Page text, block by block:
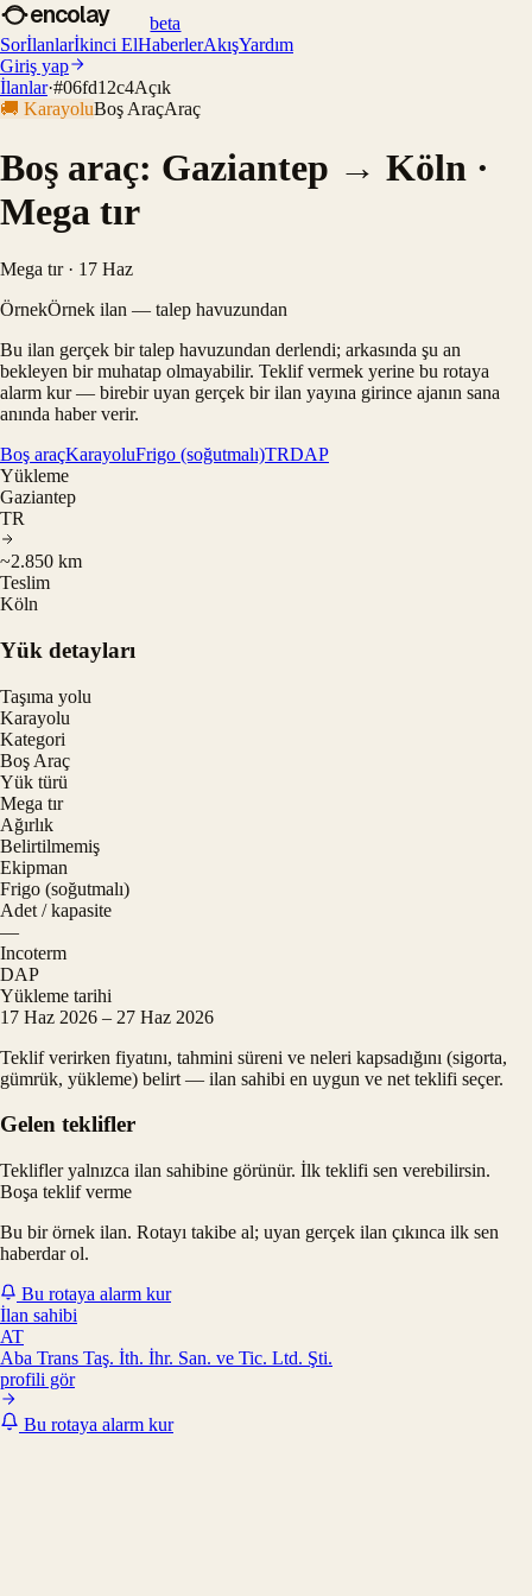
encolay
beta
Sorİlanlarİkinci ElHaberlerAkışYardım
Giriş yap
İlanlar·#06fd12c4Açık
🚚 KarayoluBoş AraçAraç
Boş araç: Gaziantep → Köln ·
Mega tır
Mega tır · 17 Haz
ÖrnekÖrnek ilan — talep havuzundan
Bu ilan gerçek bir talep havuzundan derlendi; arkasında şu an
bekleyen bir muhatap olmayabilir. Teklif vermek yerine bu rotaya
alarm kur — birebir uyan gerçek bir ilan yayına girince ajanın sana
anında haber verir.
Boş araçKarayoluFrigo (soğutmalı)TRDAP
Yükleme
Gaziantep
TR
~2.850 km
Teslim
Köln
Yük detayları
Taşıma yolu
Karayolu
Kategori
Boş Araç
Yük türü
Mega tır
Ağırlık
Belirtilmemiş
Ekipman
Frigo (soğutmalı)
Adet / kapasite
—
Incoterm
DAP
Yükleme tarihi
17 Haz 2026 – 27 Haz 2026
Teklif verirken fiyatını, tahmini süreni ve neleri kapsadığını (sigorta,
gümrük, yükleme) belirt — ilan sahibi en uygun ve net teklifi seçer.
Gelen teklifler
Teklifler yalnızca ilan sahibine görünür. İlk teklifi sen verebilirsin.
Boşa teklif verme
Bu bir örnek ilan. Rotayı takibe al; uyan gerçek ilan çıkınca ilk sen
haberdar ol.
Bu rotaya alarm kur
İlan sahibi
AT
Aba Trans Taş. İth. İhr. San. ve Tic. Ltd. Şti.
profili gör
Bu rotaya alarm kur